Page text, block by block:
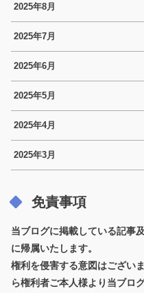
2025年8月
2025年7月
2025年6月
2025年5月
2025年4月
2025年3月
免責事項
当ブログに掲載している記事
に帰属いたします。
権利を侵害する意図はござい
ら権利者ご本人様より当ブロ